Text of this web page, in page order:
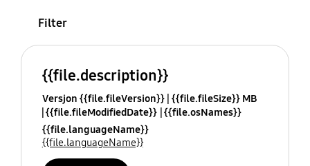
Filter
{{file.description}}
Versjon {{file.fileVersion}} {{file.fileSize}} MB
{{file.fileModifiedDate}} {{file.osNames}}
{{file.languageName}}
{{file.languageName}}